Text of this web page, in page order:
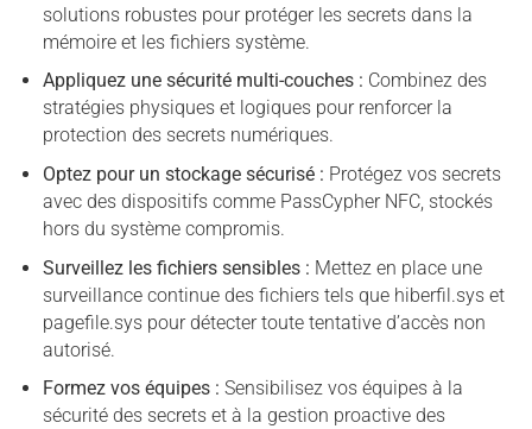
solutions robustes pour protéger les secrets dans la
mémoire et les fichiers système.
Appliquez une sécurité multi-couches : Combinez des
stratégies physiques et logiques pour renforcer la
protection des secrets numériques.
Optez pour un stockage sécurisé : Protégez vos secrets
avec des dispositifs comme PassCypher NFC, stockés
hors du système compromis.
Surveillez les fichiers sensibles : Mettez en place une
surveillance continue des fichiers tels que hiberfil.sys et
pagefile.sys pour détecter toute tentative d’accès non
autorisé.
Formez vos équipes : Sensibilisez vos équipes à la
sécurité des secrets et à la gestion proactive des